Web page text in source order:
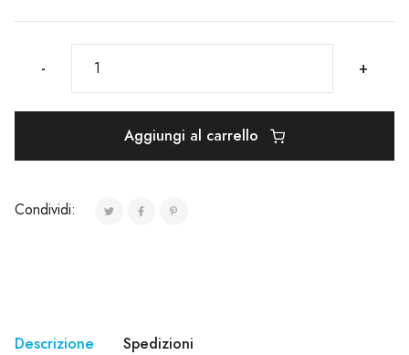
- +
Aggiungi al carrello
Condividi:
Descrizione Spedizioni